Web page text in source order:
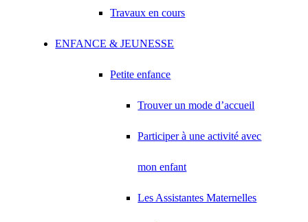
Travaux en cours
ENFANCE & JEUNESSE
Petite enfance
Trouver un mode d’accueil
Participer à une activité avec
mon enfant
Les Assistantes Maternelles